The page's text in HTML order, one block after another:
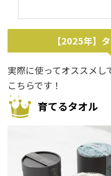
【2025年】
実際に使ってオススメし
こちらです！
育てるタオル